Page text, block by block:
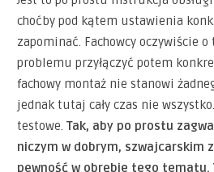
choćby pod kątem ustawienia
zapominać. Fachowcy oczywiście
problemu przyłączyć potem
fachowy montaż nie stanowi
jednak tutaj cały czas nie
testowe. Tak, aby po prostu
niczym w dobrym, szwajcarskim
pewność w obrębie tego tematu.